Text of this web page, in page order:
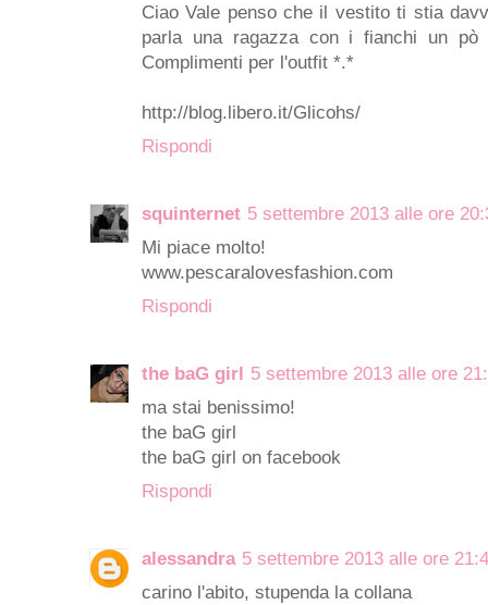
Ciao Vale penso che il vestito ti stia
parla una ragazza con i fianchi un
Complimenti per l'outfit *.*
http://blog.libero.it/Glicohs/
Rispondi
squinternet 5 settembre 2013 alle ore
Mi piace molto!
www.pescaralovesfashion.com
Rispondi
the baG girl 5 settembre 2013 alle ore
ma stai benissimo!
the baG girl
the baG girl on facebook
Rispondi
alessandra 5 settembre 2013 alle ore
carino l'abito, stupenda la collana